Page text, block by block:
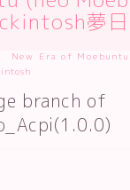
夢日
New Era of
branch of